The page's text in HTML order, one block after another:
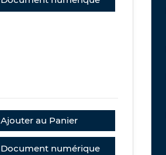
Ajouter au Panier
Document numérique